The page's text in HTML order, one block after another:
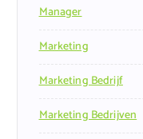
Manager
Marketing
Marketing Bedrijf
Marketing Bedrijven